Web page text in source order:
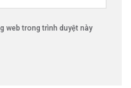
web trong trình duyệt này